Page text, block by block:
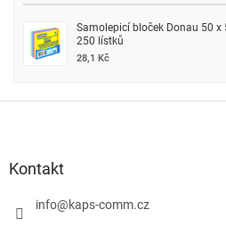
Samolepicí bloček Donau 50
250 lístků
28,1 Kč
Kontakt
info@kaps-comm.cz